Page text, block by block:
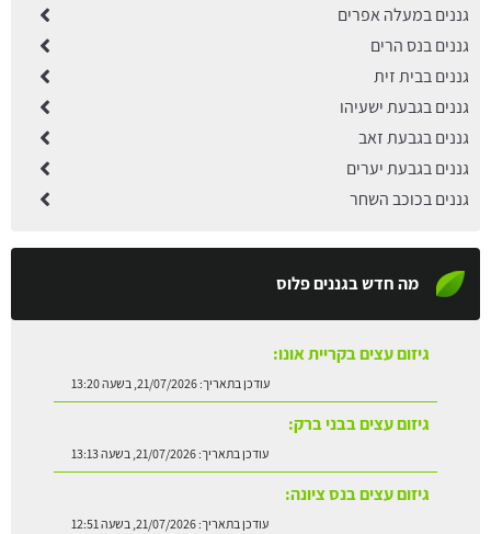
גננים במעלה אפרים
גננים בנס הרים
גננים בבית זית
גננים בגבעת ישעיהו
גננים בגבעת זאב
גננים בגבעת יערים
גננים בכוכב השחר
מה חדש בגננים פלוס
גיזום עצים בקריית אונו:
גיזום עצים בבני ברק:
עודכן בתאריך:21/07/2026, בשעה 13:13
גיזום עצים בנס ציונה:
עודכן בתאריך:21/07/2026, בשעה 12:51
התקנת דשא סינטטי על ריצוף:
עודכן בתאריך: 21/07/2026, בשעה 12:42